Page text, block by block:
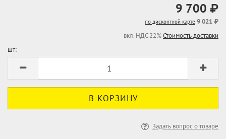
9 700 ₽
по дисконтной карте 9 021 ₽
вкл. НДС 22%Стоимость доставки
шт:
Задать вопрос о товаре